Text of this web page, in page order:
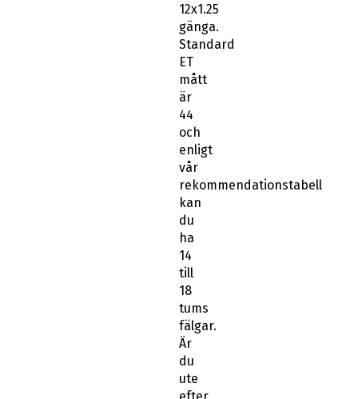
12x1.25
gänga.
Standard
ET
mått
är
44
och
enligt
vår
rekommendationstabell
kan
du
ha
14
till
18
tums
fälgar.
Är
du
ute
efter